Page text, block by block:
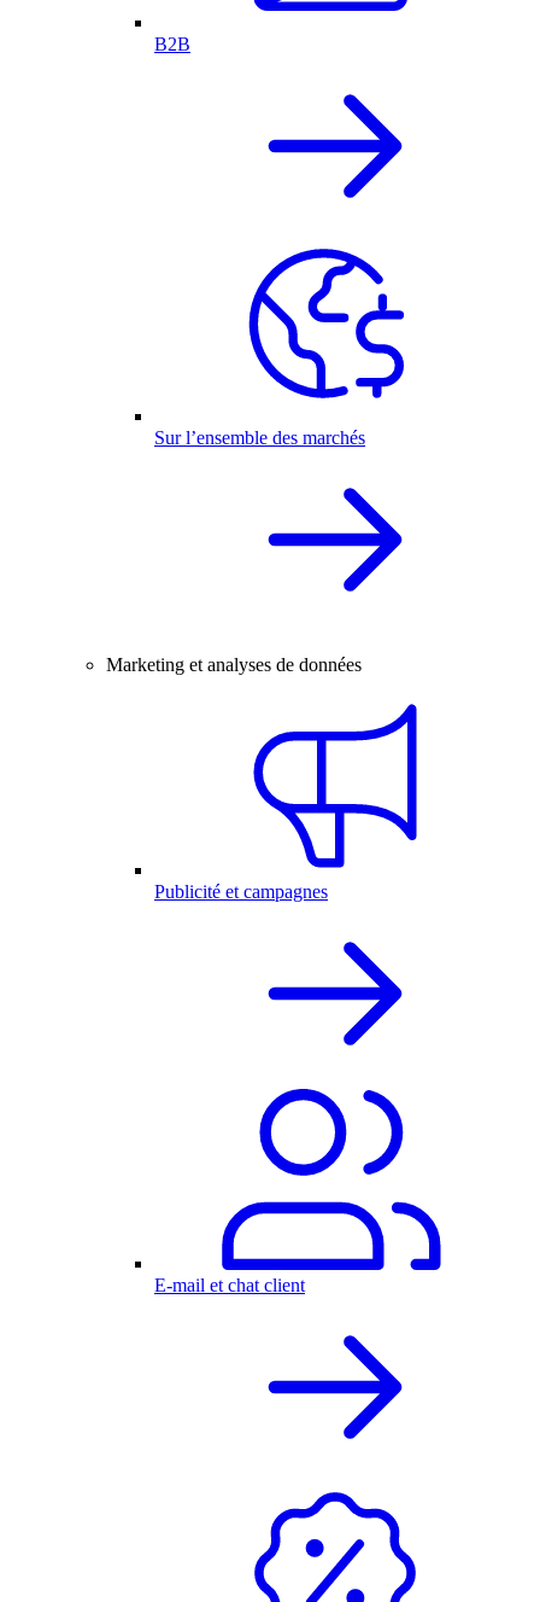
B2B
Sur l’ensemble des marchés
Marketing et analyses de données
Publicité et campagnes
E-mail et chat client